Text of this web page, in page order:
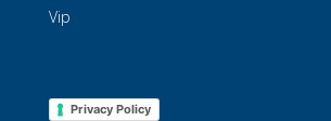
Privacy Policy